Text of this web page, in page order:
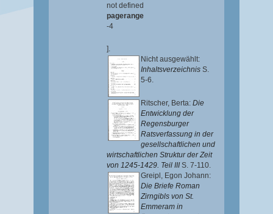
not defined
pagerange
-4
].
Nicht ausgewählt:
Inhaltsverzeichnis S.
5-6.
Ritscher, Berta: Die
Entwicklung der
Regensburger
Ratsverfassung in der
gesellschaftlichen und
wirtschaftlichen Struktur der Zeit
von 1245-1429. Teil III S. 7-110.
Greipl, Egon Johann:
Die Briefe Roman
Zirngibls von St.
Emmeram in